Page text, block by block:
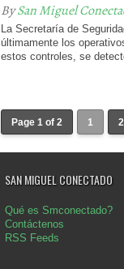
BySan Miguel
La Secretaría de
últimamente los
estos controles, se
Page 1 of 2 1 2
SAN MIGUEL CONECTADO
Qué es Smconectado?
Contáctenos
RSS Feeds